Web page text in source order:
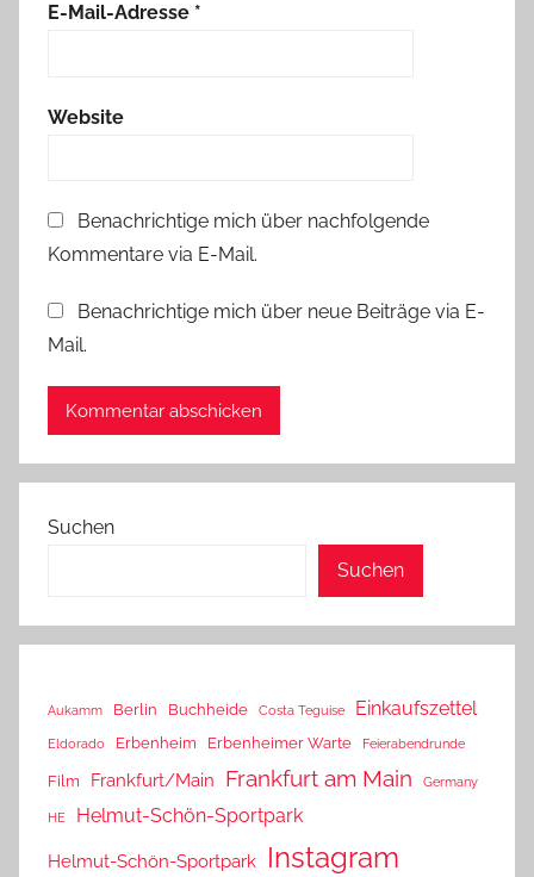
E-Mail-Adresse *
Website
Benachrichtige mich über nachfolgende
Kommentare via E-Mail.
Benachrichtige mich über neue Beiträge via E-
Mail.
Suchen
Suchen
Aukamm Berlin Buchheide Costa Teguise Einkaufszettel
Eldorado Erbenheim Erbenheimer Warte Feierabendrunde
Film Frankfurt/Main Frankfurt am Main Germany
HE Helmut-Schön-Sportpark
Helmut-Schön-Sportpark Instagram